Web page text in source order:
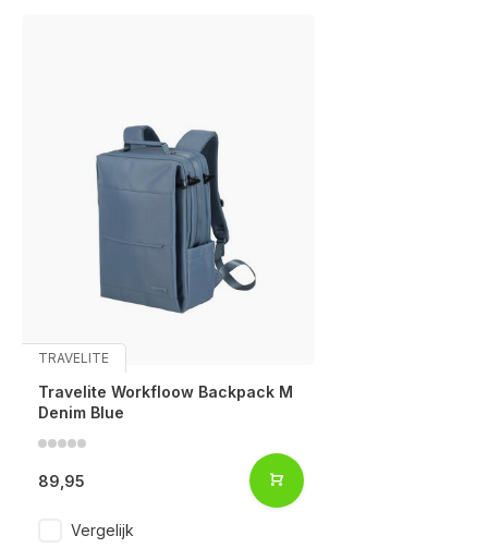
TRAVELITE
Travelite Workfloow Backpack M
Denim Blue
89,95
Vergelijk